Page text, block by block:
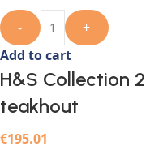
-
+
Add to cart
H&S Collection
teakhout
€195.01